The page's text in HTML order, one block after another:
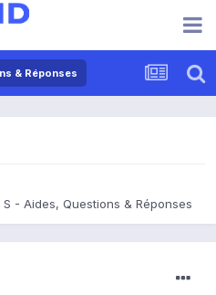
& Réponses
- Aides, Questions & Réponses